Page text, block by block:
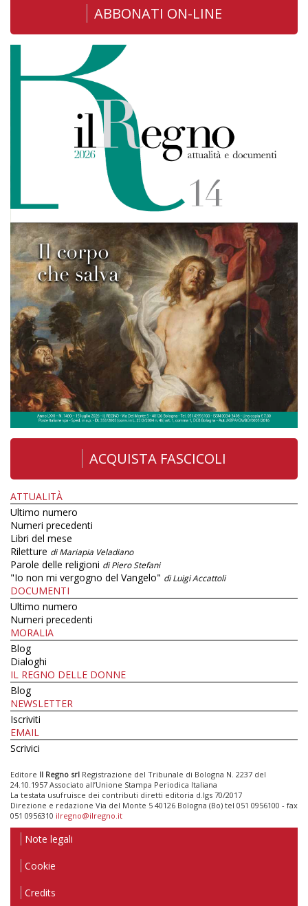
ABBONATI ON-LINE
ACQUISTA FASCICOLI
ATTUALITÀ
Ultimo numero
Numeri precedenti
Libri del mese
Riletture di Mariapia Veladiano
Parole delle religioni di Piero Stefani
"Io non mi vergogno del Vangelo" di Luigi Accattoli
DOCUMENTI
Ultimo numero
Numeri precedenti
MORALIA
Blog
Dialoghi
IL REGNO DELLE DONNE
Blog
NEWSLETTER
Iscriviti
EMAIL
Scrivici
Editore Il Regno srl Registrazione del Tribunale di Bologna N. 2237 del
24.10.1957 Associato all’Unione Stampa Periodica Italiana
La testata usufruisce dei contributi diretti editoria d.lgs 70/2017
Direzione e redazione Via del Monte 5 40126 Bologna (Bo) tel 051 0956100 - fax
051 0956310 ilregno@ilregno.it
Note legali
Cookie
Credits